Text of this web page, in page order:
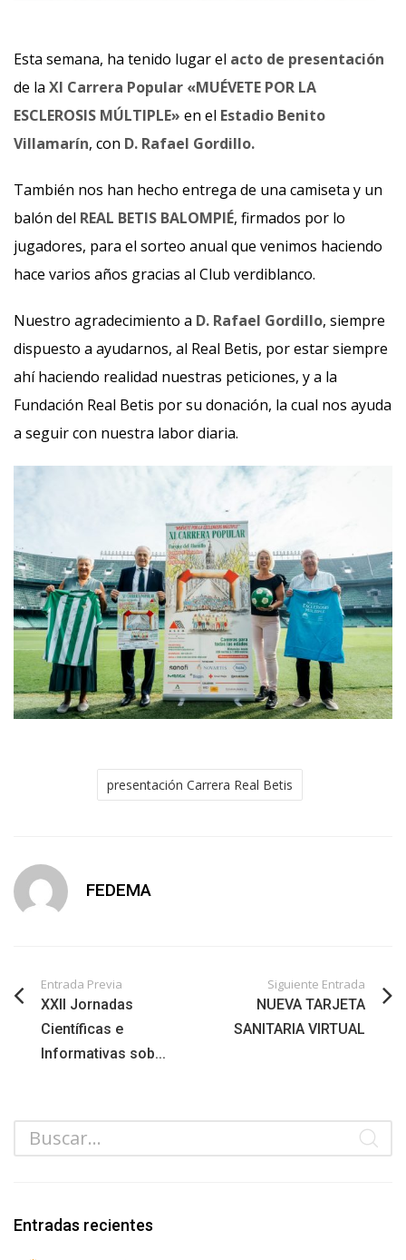
Esta semana, ha tenido lugar el acto de presentación
de la XI Carrera Popular «MUÉVETE POR LA
ESCLEROSIS MÚLTIPLE» en el Estadio Benito
Villamarín, con D. Rafael Gordillo.
También nos han hecho entrega de una camiseta y un
balón del REAL BETIS BALOMPIÉ, firmados por lo
jugadores, para el sorteo anual que venimos haciendo
hace varios años gracias al Club verdiblanco.
Nuestro agradecimiento a D. Rafael Gordillo, siempre
dispuesto a ayudarnos, al Real Betis, por estar siempre
ahí haciendo realidad nuestras peticiones, y a la
Fundación Real Betis por su donación, la cual nos ayuda
a seguir con nuestra labor diaria.
presentación Carrera Real Betis
FEDEMA
Entrada Previa
XXII Jornadas
Científicas e
Informativas sob...
Siguiente Entrada
NUEVA TARJETA
SANITARIA VIRTUAL
Entradas recientes